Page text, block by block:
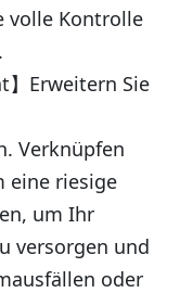
volle Kontrolle
】Erweitern Sie
Verknüpfen
eine riesige
um Ihr
versorgen und
oder